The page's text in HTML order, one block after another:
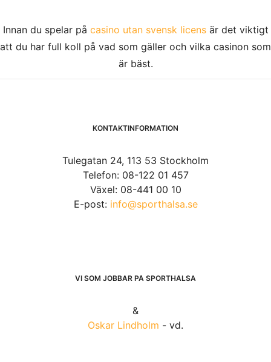
Innan du spelar på casino utan svensk licensär det viktigt
att du har full koll på vad som gäller och vilka casinon som
är bäst.
KONTAKTINFORMATION
Tulegatan 24, 113 53 Stockholm
Telefon: 08-122 01 457
Växel: 08-441 00 10
E-post: info@sporthalsa.se
VI SOM JOBBAR PÅ SPORTHÄLSA
&
Oskar Lindholm - vd.